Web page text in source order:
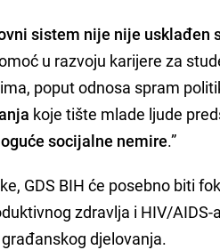
sistem nije nije usklađen
u razvoju karijere za
poput odnosa spram
koje tište mlade ljude
socijalne nemire.”
GDS BIH će posebno biti
zdravlja i HIV/
djelovanja.